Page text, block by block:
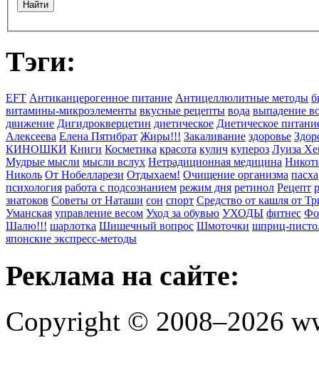
Тэги:
EFT Антиканцерогенное питание Антицеллюлитные методы
витамины-микроэлементы вкусные рецепты вода выпадение
движение Дигидрокверцетин диетическое Диетическое
Алексеева Елена Пятибрат Жиры!!! Закаливание здоровье
КИНОШКИ Книги Косметика красота кулич купероз Луиза
Мудрые мысли мысли вслух Нетрадиционная медицина
Николь От Нобелларези Отдыхаем! Очищение организма пасха
психология работа с подсознанием режим дня ретинол Рецепт
знатоков Советы от Наташи сон спорт Средство от кашля от
Уманская управление весом Уход за обувью УХОДЫ фитнес
Шалю!!! шарлотка Шишечный вопрос Шмоточки шприц-
японские экспресс-методы
Реклама на сайте:
Copyright © 2008–2026